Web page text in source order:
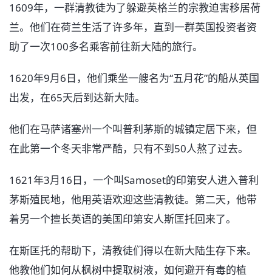
1609年，一群清教徒为了躲避英格兰的宗教迫害移居荷
兰。他们在荷兰生活了许多年，直到一群英国投资者资
助了一次100多名乘客前往新大陆的旅行。
1620年9月6日，他们乘坐一艘名为“五月花”的船从英国
出发，在65天后到达新大陆。
他们在马萨诸塞州一个叫普利茅斯的城镇定居下来，但
在此第一个冬天非常严酷，只有不到50人熬了过去。
1621年3月16日，一个叫Samoset的印第安人进入普利
茅斯殖民地，他用英语欢迎这些清教徒。第二天，他带
着另一个擅长英语的美国印第安人斯匡托回来了。
在斯匡托的帮助下，清教徒们得以在新大陆生存下来。
他教他们如何从枫树中提取树液，如何避开有毒的植